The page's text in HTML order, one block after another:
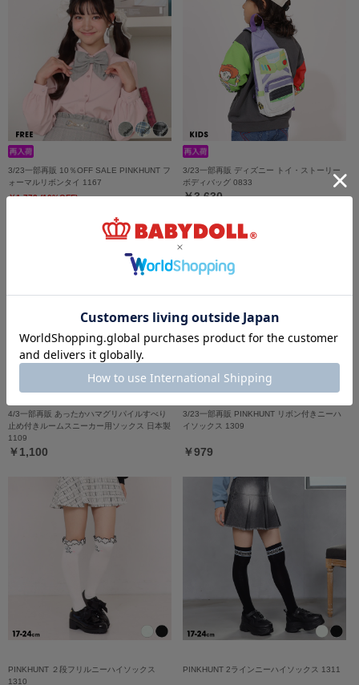
3/23一部再販 10％OFF SALE PINKHUNT フ
ォーマルリボンタイ 1167
￥1,772 (10%OFF)
3/23一部再販 ディズニー トイ・ストーリー
ボディバッグ 0833
￥3,630
4/3一部再販 あったかハマグリパイルすべり
止め付きルームスニーカー用ソックス 日本製
1109
￥1,100
3/23一部再販 PINKHUNT リボン付きニーハ
イソックス 1309
￥979
PINKHUNT ２段フリルニーハイソックス
1310
PINKHUNT 2ラインニーハイソックス 1311